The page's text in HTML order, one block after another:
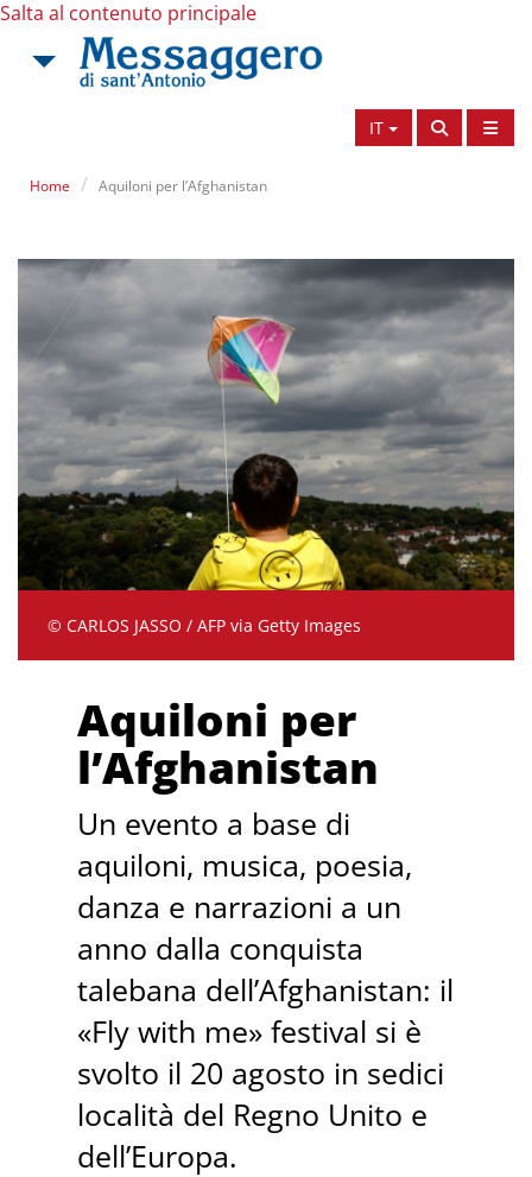
Salta al contenuto principale
IT
Home Aquiloni per l’Afghanistan
© CARLOS JASSO / AFP via Getty Images
Aquiloni per
l’Afghanistan
Un evento a base di
aquiloni, musica, poesia,
danza e narrazioni a un
anno dalla conquista
talebana dell’Afghanistan: il
«Fly with me» festival si è
svolto il 20 agosto in sedici
località del Regno Unito e
dell’Europa.